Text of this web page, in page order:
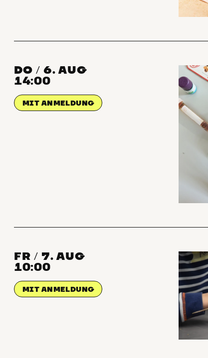
DO / 6. AUG
14:00
MIT ANMELDUNG
FR / 7. AUG
10:00
MIT ANMELDUNG